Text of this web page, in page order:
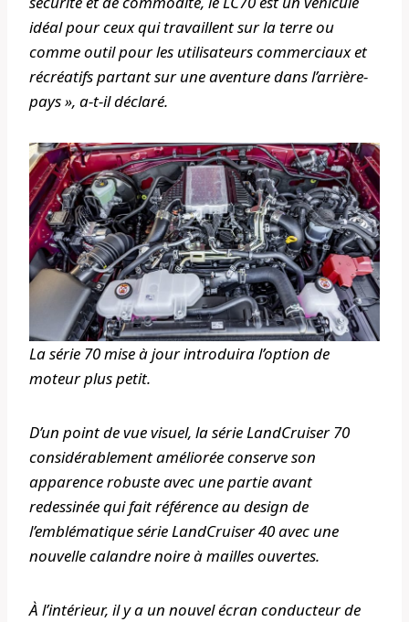
idéal pour ceux qui travaillent sur la terre ou
comme outil pour les utilisateurs commerciaux et
récréatifs partant sur une aventure dans l’arrière-
pays », a-t-il déclaré.
La série 70 mise à jour introduira l’option de
moteur plus petit.
D’un point de vue visuel, la série LandCruiser 70
considérablement améliorée conserve son
apparence robuste avec une partie avant
redessinée qui fait référence au design de
l’emblématique série LandCruiser 40 avec une
nouvelle calandre noire à mailles ouvertes.
À l’intérieur, il y a un nouvel écran conducteur de